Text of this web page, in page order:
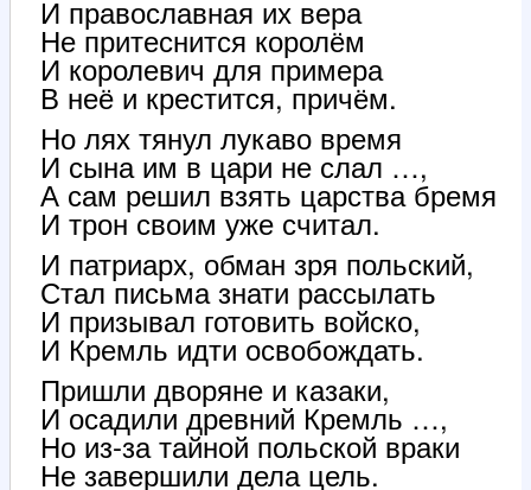
И православная их вера
Не притеснится королём
И королевич для примера
В неё и крестится, причём.
Но лях тянул лукаво время
И сына им в цари не слал …,
А сам решил взять царства бремя
И трон своим уже считал.
И патриарх, обман зря польский,
Стал письма знати рассылать
И призывал готовить войско,
И Кремль идти освобождать.
Пришли дворяне и казаки,
И осадили древний Кремль …,
Но из-за тайной польской враки
Не завершили дела цель.